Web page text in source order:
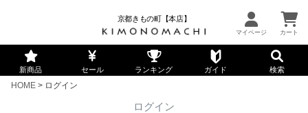
京都きもの町【本店】
新商品 セール ランキング ガイド 検索
HOME ログイン
ログイン